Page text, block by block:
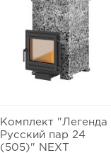
Комплект "Легенда
Русский пар 24
(505)" NEXT